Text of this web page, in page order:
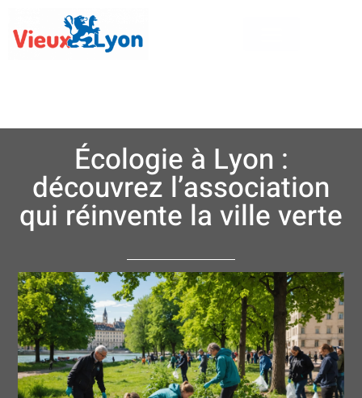
Écologie à Lyon :
découvrez l’association
qui réinvente la ville verte